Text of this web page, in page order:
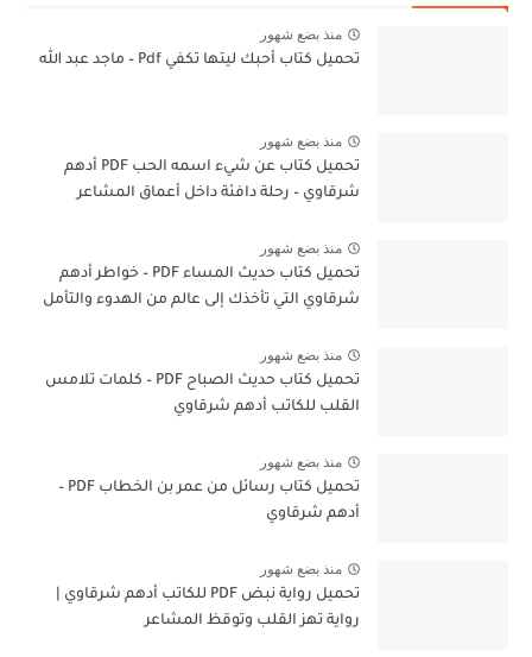
منذ بضع شهور
تحميل كتاب أحبك ليتها تكفي Pdf – ماجد عبد الله
منذ بضع شهور
تحميل كتاب عن شيء اسمه الحب PDF أدهم
شرقاوي – رحلة دافئة داخل أعماق المشاعر
منذ بضع شهور
تحميل كتاب حديث المساء PDF – خواطر أدهم
شرقاوي التي تأخذك إلى عالم من الهدوء والتأمل
منذ بضع شهور
تحميل كتاب حديث الصباح PDF – كلمات تلامس
القلب للكاتب أدهم شرقاوي
منذ بضع شهور
تحميل كتاب رسائل من عمر بن الخطاب PDF –
أدهم شرقاوي
منذ بضع شهور
تحميل رواية نبض PDF للكاتب أدهم شرقاوي |
رواية تهز القلب وتوقظ المشاعر